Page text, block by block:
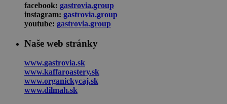
facebook: gastrovia.group
instagram: gastrovia.group
youtube: gastrovia.group
Naše web stránky
www.gastrovia.sk
www.kaffaroastery.sk
www.organickycaj.sk
www.dilmah.sk